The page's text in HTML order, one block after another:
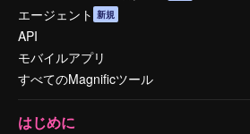
エージェント 新規
API
モバイルアプリ
すべてのMagnificツール
はじめに